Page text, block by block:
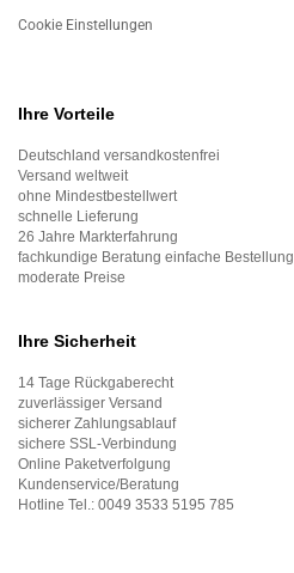
Cookie Einstellungen
Ihre Vorteile
Deutschland versandkostenfrei
Versand weltweit
ohne Mindestbestellwert
schnelle Lieferung
26 Jahre Markterfahrung
fachkundige Beratung einfache Bestellung
moderate Preise
Ihre Sicherheit
14 Tage Rückgaberecht
zuverlässiger Versand
sicherer Zahlungsablauf
sichere SSL-Verbindung
Online Paketverfolgung
Kundenservice/Beratung
Hotline Tel.: 0049 3533 5195 785